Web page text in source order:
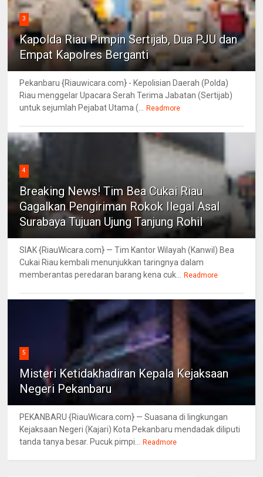
3
Kapolda Riau Pimpin Sertijab, Dua PJU dan
Empat Kapolres Berganti
Pekanbaru {Riauwicara.com} - Kepolisian Daerah (Polda)
Riau menggelar Upacara Serah Terima Jabatan (Sertijab)
untuk sejumlah Pejabat Utama (...
Readmore
4
Breaking News! Tim Bea Cukai Riau
Gagalkan Pengiriman Rokok Ilegal Asal
Surabaya Tujuan Ujung Tanjung Rohil
SIAK {RiauWicara.com} — Tim Kantor Wilayah (Kanwil) Bea
Cukai Riau kembali menunjukkan taringnya dalam
memberantas peredaran barang kena cuk...
Readmore
5
Misteri Ketidakhadiran Kepala Kejaksaan
Negeri Pekanbaru
PEKANBARU {RiauWicara.com} — Suasana di lingkungan
Kejaksaan Negeri (Kajari) Kota Pekanbaru mendadak diliputi
tanda tanya besar. Pucuk pimpi...
Readmore